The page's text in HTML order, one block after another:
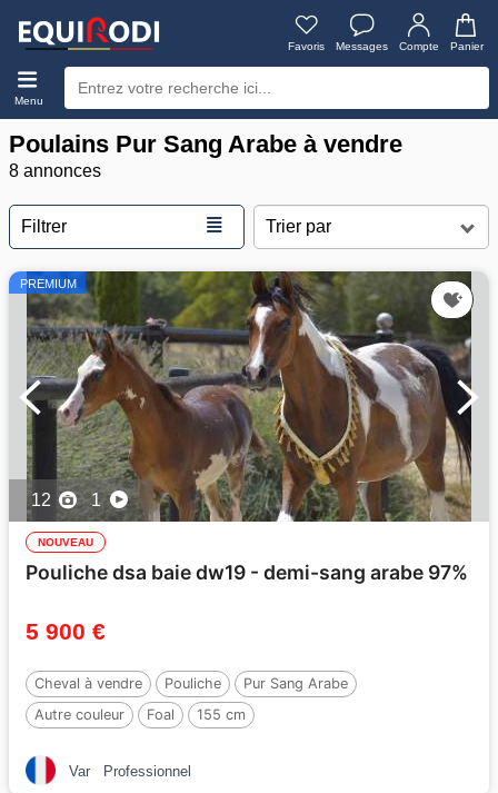
Favoris Messages Compte Panier
Menu
Poulains Pur Sang Arabe à vendre
8 annonces
Filtrer ≣
PREMIUM
12 1
NOUVEAU
Pouliche dsa baie dw19 - demi-sang arabe 97%
5 900 €
Cheval à vendre Pouliche
Pur Sang Arabe
Autre couleur
Foal 155 cm
Var Professionnel